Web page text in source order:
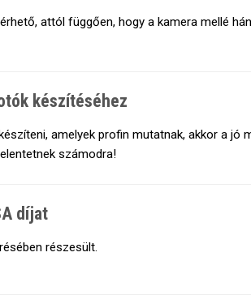
attól függően, hogy a kamera mellé
készítéséhez
amelyek profin mutatnak, akkor a jó
számodra!
díjat
részesült.